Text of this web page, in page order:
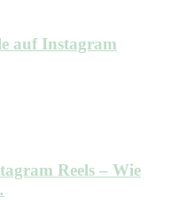
auf Instagram
Reels – Wie